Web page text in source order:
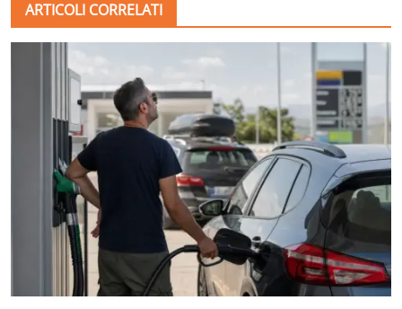
ARTICOLI CORRELATI